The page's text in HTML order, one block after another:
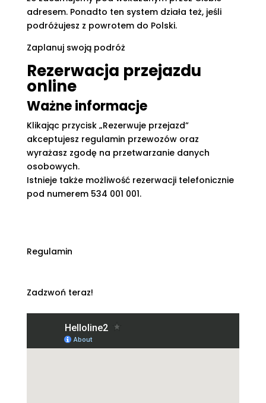
adresem. Ponadto ten system działa też, jeśli
podróżujesz z powrotem do Polski.
Zaplanuj swoją podróż
Rezerwacja przejazdu
online
Ważne informacje
Klikając przycisk „Rezerwuje przejazd”
akceptujesz regulamin przewozów oraz
wyrażasz zgodę na przetwarzanie danych
osobowych.
Istnieje także możliwość rezerwacji telefonicznie
pod numerem 534 001 001.
Regulamin
Zadzwoń teraz!